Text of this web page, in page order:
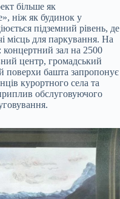
більше як
ніж як будинок у
підземний рівень, де
місць для паркування. На
концертний зал на 2500
центр, громадський
поверхи башта запропонує
курортного села та
обслуговуючого